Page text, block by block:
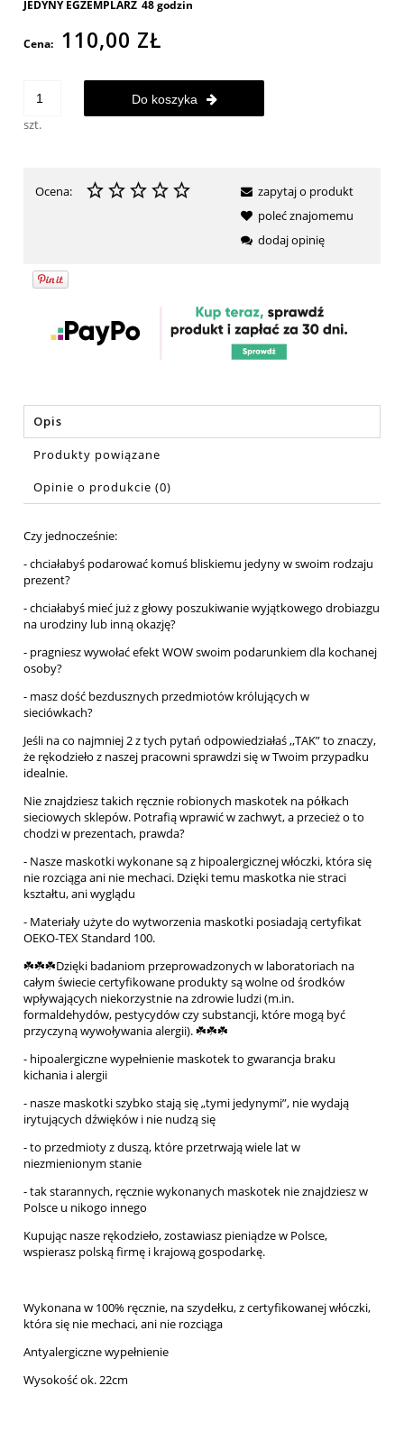
JEDYNY EGZEMPLARZ 48 godzin
Cena: 110,00 ZŁ
szt.
Do koszyka
Ocena:
zapytaj o produkt
poleć znajomemu
dodaj opinię
Opis
Produkty powiązane
Opinie o produkcie (0)
Czy jednocześnie:
- chciałabyś podarować komuś bliskiemu jedyny w swoim rodzaju
prezent?
- chciałabyś mieć już z głowy poszukiwanie wyjątkowego drobiazgu
na urodziny lub inną okazję?
- pragniesz wywołać efekt WOW swoim podarunkiem dla kochanej
osoby?
- masz dość bezdusznych przedmiotów królujących w
sieciówkach?
Jeśli na co najmniej 2 z tych pytań odpowiedziałaś ,,TAK” to znaczy,
że rękodzieło z naszej pracowni sprawdzi się w Twoim przypadku
idealnie.
Nie znajdziesz takich ręcznie robionych maskotek na półkach
sieciowych sklepów. Potrafią wprawić w zachwyt, a przecież o to
chodzi w prezentach, prawda?
- Nasze maskotki wykonane są z hipoalergicznej włóczki, która się
nie rozciąga ani nie mechaci. Dzięki temu maskotka nie straci
kształtu, ani wyglądu
- Materiały użyte do wytworzenia maskotki posiadają certyfikat
OEKO-TEX Standard 100.
☘️☘️☘️Dzięki badaniom przeprowadzonych w laboratoriach na
całym świecie certyfikowane produkty są wolne od środków
wpływających niekorzystnie na zdrowie ludzi (m.in.
formaldehydów, pestycydów czy substancji, które mogą być
przyczyną wywoływania alergii). ☘️☘️☘️
- hipoalergiczne wypełnienie maskotek to gwarancja braku
kichania i alergii
- nasze maskotki szybko stają się „tymi jedynymi”, nie wydają
irytujących dźwięków i nie nudzą się
- to przedmioty z duszą, które przetrwają wiele lat w
niezmienionym stanie
- tak starannych, ręcznie wykonanych maskotek nie znajdziesz w
Polsce u nikogo innego
Kupując nasze rękodzieło, zostawiasz pieniądze w Polsce,
wspierasz polską firmę i krajową gospodarkę.
Wykonana w 100% ręcznie, na szydełku, z certyfikowanej włóczki,
która się nie mechaci, ani nie rozciąga
Antyalergiczne wypełnienie
Wysokość ok. 22cm